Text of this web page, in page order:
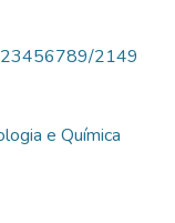
2149
e Química